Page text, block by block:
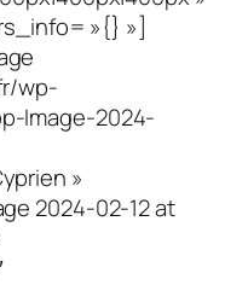
»{} »]
wp-
Image-2024-
»
2024-02-12 at